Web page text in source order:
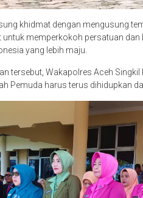
khidmat dengan mengusung
untuk memperkokoh persatuan
yang lebih maju.
tersebut, Wakapolres Aceh
Pemuda harus terus dihidupkan